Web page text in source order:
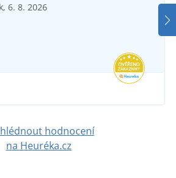
6. 8. 2026
hodnocení
na Heuréka.cz